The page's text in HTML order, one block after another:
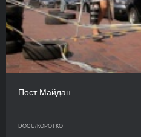
Пост Майдан
DOCU/КОРОТКО